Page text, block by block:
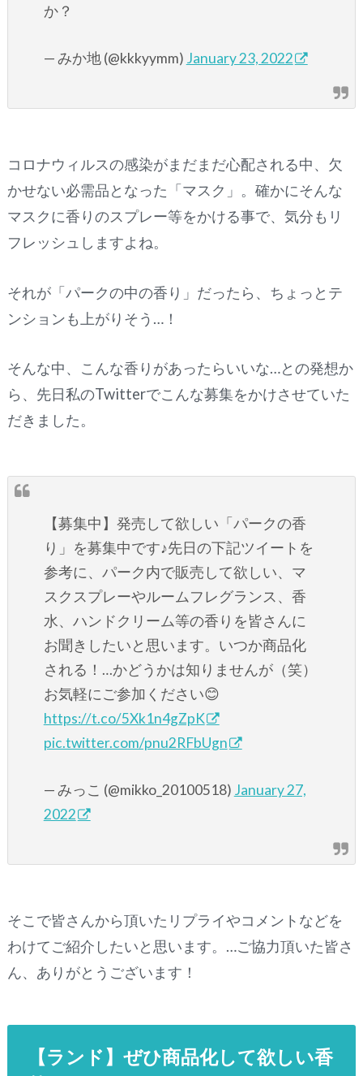
か？
— みか地 (@kkkyymm) January 23, 2022
コロナウィルスの感染がまだまだ心配される中、欠
かせない必需品となった「マスク」。確かにそんな
マスクに香りのスプレー等をかける事で、気分もリ
フレッシュしますよね。
それが「パークの中の香り」だったら、ちょっとテ
ンションも上がりそう…！
そんな中、こんな香りがあったらいいな…との発想か
ら、先日私のTwitterでこんな募集をかけさせていた
だきました。
【募集中】発売して欲しい「パークの香
り」を募集中です♪先日の下記ツイートを
参考に、パーク内で販売して欲しい、マ
スクスプレーやルームフレグランス、香
水、ハンドクリーム等の香りを皆さんに
お聞きしたいと思います。いつか商品化
される！…かどうかは知りませんが（笑）
お気軽にご参加ください😊
https://t.co/5Xk1n4gZpK
pic.twitter.com/pnu2RFbUgn
— みっこ (@mikko_20100518) January 27,
2022
そこで皆さんから頂いたリプライやコメントなどを
わけてご紹介したいと思います。…ご協力頂いた皆さ
ん、ありがとうございます！
【ランド】ぜひ商品化して欲しい香